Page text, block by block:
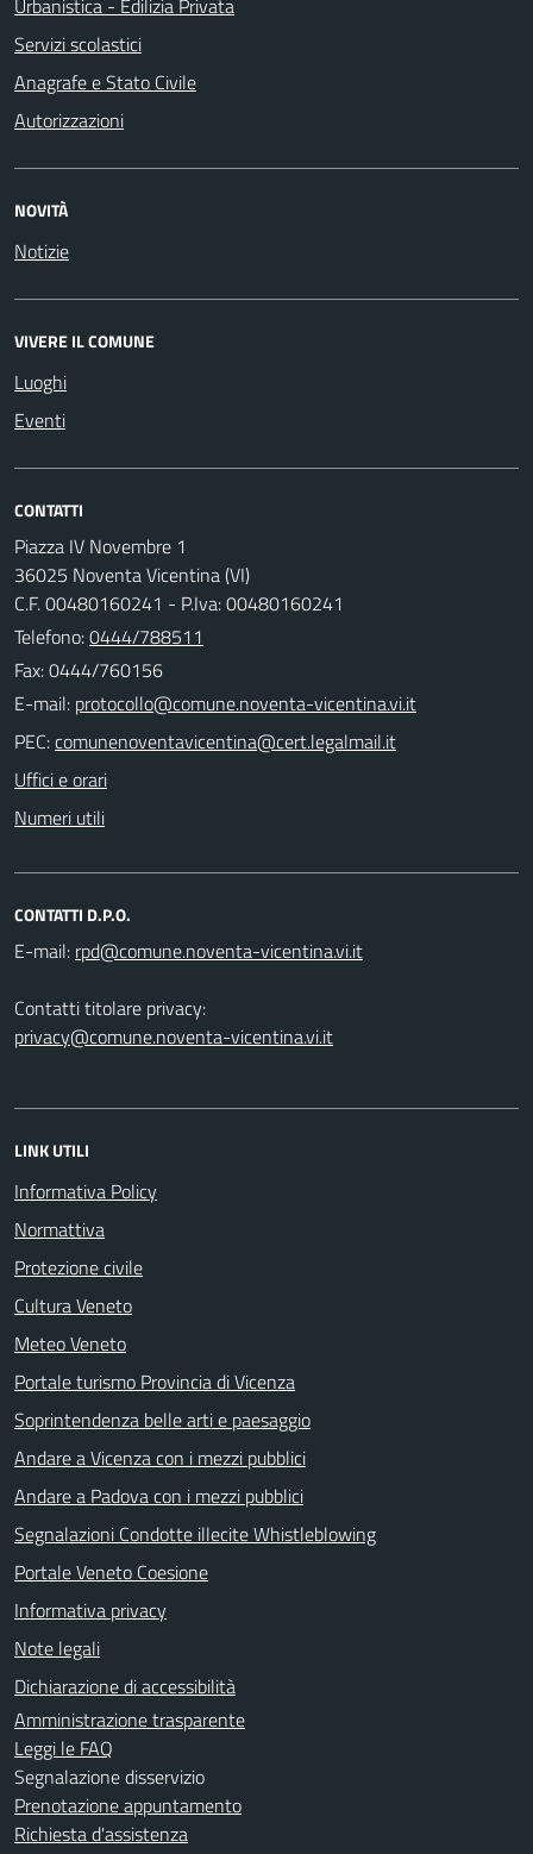
Servizi scolastici
Anagrafe e Stato Civile
Autorizzazioni
NOVITÀ
Notizie
VIVERE IL COMUNE
Luoghi
Eventi
CONTATTI
Piazza IV Novembre 1
36025 Noventa Vicentina (VI)
C.F. 00480160241 - P.Iva: 00480160241
Telefono:0444/788511
Fax: 0444/760156
E-mail:
PEC:
Uffici e orari
Numeri utili
CONTATTI D.P.O.
E-mail:
Contatti titolare privacy:
privacy@comune.noventa-vicentina.vi.it
LINK UTILI
Informativa Policy
Normattiva
Protezione civile
Cultura Veneto
Meteo Veneto
Portale turismo Provincia di Vicenza
Soprintendenza belle arti e paesaggio
Andare a Vicenza con i mezzi pubblici
Andare a Padova con i mezzi pubblici
Segnalazioni Condotte illecite Whistleblowing
Portale Veneto Coesione
Informativa privacy
Note legali
Dichiarazione di accessibilità
Amministrazione trasparente
Leggi le FAQ
Segnalazione disservizio
Prenotazione appuntamento
Richiesta d'assistenza